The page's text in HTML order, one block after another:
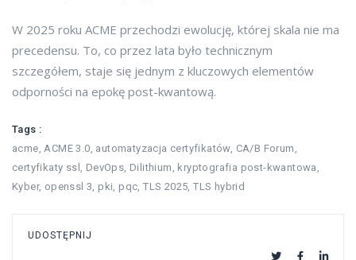
W 2025 roku ACME przechodzi ewolucję, której skala nie ma
precedensu. To, co przez lata było technicznym
szczegółem, staje się jednym z kluczowych elementów
odporności na epokę post-kwantową.
Tags :
acme ACME 3.0 automatyzacja certyfikatów, CA/B Forum
certyfikaty ssl DevOps Dilithium kryptografia post-kwantowa
Kyber, openssl 3 pki pqc ,TLS 2025 ,TLS hybrid
UDOSTĘPNIJ